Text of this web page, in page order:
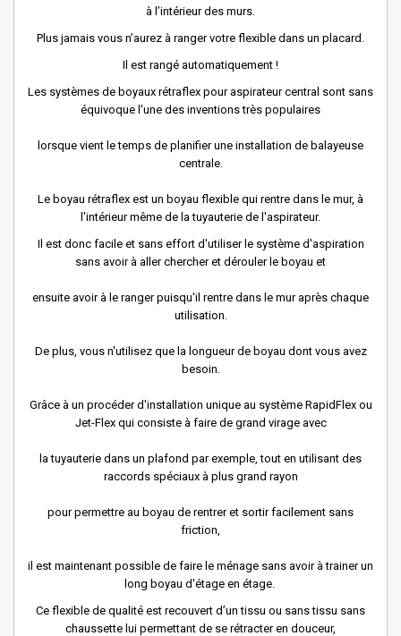
à l’intérieur des murs.
Plus jamais vous n’aurez à ranger votre flexible dans un placard.
Il est rangé automatiquement !
Les systèmes de boyaux rétraflex pour aspirateur central sont sans
équivoque l'une des inventions très populaires
lorsque vient le temps de planifier une installation de balayeuse
centrale.
Le boyau rétraflex est un boyau flexible qui rentre dans le mur, à
l'intérieur même de la tuyauterie de l'aspirateur.
Il est donc facile et sans effort d'utiliser le système d'aspiration
sans avoir à aller chercher et dérouler le boyau et
ensuite avoir à le ranger puisqu'il rentre dans le mur après chaque
utilisation.
De plus, vous n'utilisez que la longueur de boyau dont vous avez
besoin.
Grâce à un procéder d'installation unique au système RapidFlex ou
Jet-Flex qui consiste à faire de grand virage avec
la tuyauterie dans un plafond par exemple, tout en utilisant des
raccords spéciaux à plus grand rayon
pour permettre au boyau de rentrer et sortir facilement sans
friction,
il est maintenant possible de faire le ménage sans avoir à trainer un
long boyau d'étage en étage.
Ce flexible de qualité est recouvert d’un tissu ou sans tissu sans
chaussette lui permettant de se rétracter en douceur,